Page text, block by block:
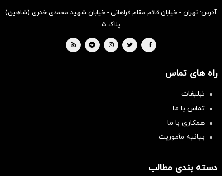
آدرس: تهران - خیابان قائم مقام فراهانی - خیابان شهید محمدی خدری (شاهین)
پلاک ۵
راه های تماس
تبلیغات
تماس با ما
همکاری با ما
بیانیه مأموریت
دسته بندی مطالب